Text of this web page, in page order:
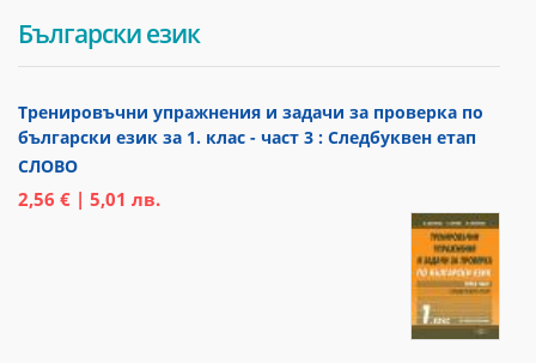
Български език
Тренировъчни упражнения и задачи за проверка по
български език за 1. клас - част 3 : Следбуквен етап
СЛОВО
2,56 € | 5,01 лв.